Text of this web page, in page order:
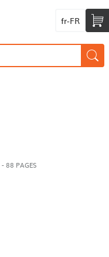
fr-FR
-88 PAGES